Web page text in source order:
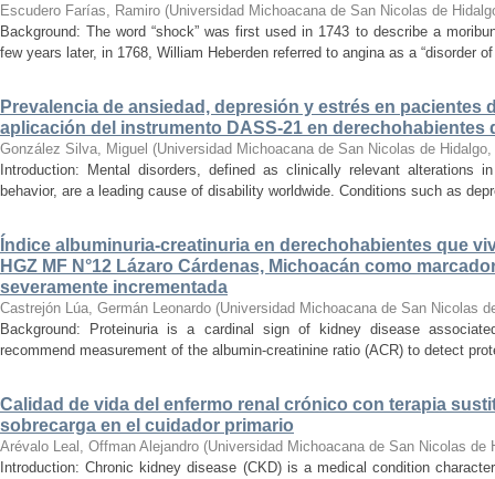
Escudero Farías, Ramiro (Universidad Michoacana de San Nicolas de
Background: The word “shock” was first used in 1743 to describe a
few years later, in 1768, William Heberden referred to angina as a “disorder
Prevalencia de ansiedad, depresión y estrés en pacientes
aplicación del instrumento DASS-21 en derechohabientes
González Silva, Miguel (Universidad Michoacana de San Nicolas de Hidalgo,
Introduction: Mental disorders, defined as clinically relevant alterations
behavior, are a leading cause of disability worldwide. Conditions such as
Índice albuminuria-creatinuria en derechohabientes que
HGZ MF N°12 Lázaro Cárdenas, Michoacán como
severamente incrementada
Castrejón Lúa, Germán Leonardo (Universidad Michoacana de San Nicolas
Background: Proteinuria is a cardinal sign of kidney disease
recommend measurement of the albumin-creatinine ratio (ACR) to detect
Calidad de vida del enfermo renal crónico con terapia
sobrecarga en el cuidador primario
Arévalo Leal, Offman Alejandro (Universidad Michoacana de San Nicolas de
Introduction: Chronic kidney disease (CKD) is a medical condition